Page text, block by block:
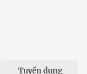
Tuyển dụng